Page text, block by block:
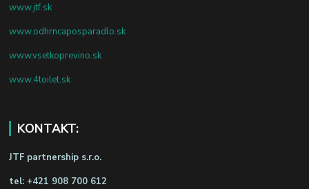
www.jtf.sk
www.odhrncaposparadlo.sk
www.vsetkoprevino.sk
www.4toilet.sk
KONTAKT:
JTF partnership s.r.o.
tel: +421 908 700 612